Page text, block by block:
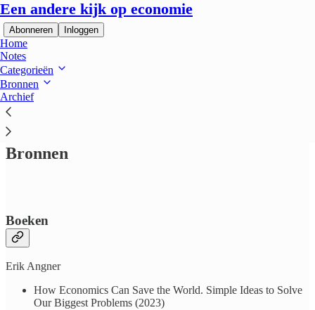
Een andere kijk op economie
Abonneren Inloggen
Home
Notes
Categorieën
Bronnen
Archief
Bronnen
Boeken
Erik Angner
How Economics Can Save the World. Simple Ideas to Solve
Our Biggest Problems (2023)